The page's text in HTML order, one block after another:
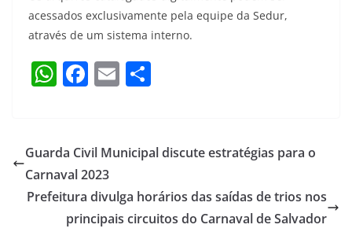
acessados exclusivamente pela equipe da Sedur,
através de um sistema interno.
W
s
A
p
p
F
e
b
o
o
E
l e
Guarda Civil Municipal discute estratégias para o
Carnaval 2023
Prefeitura divulga horários das saídas de trios nos
principais circuitos do Carnaval de Salvador